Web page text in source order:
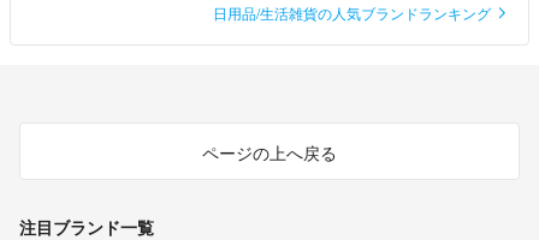
日用品/生活雑貨の人気ブランドランキング
ページの上へ戻る
注目ブランド一覧